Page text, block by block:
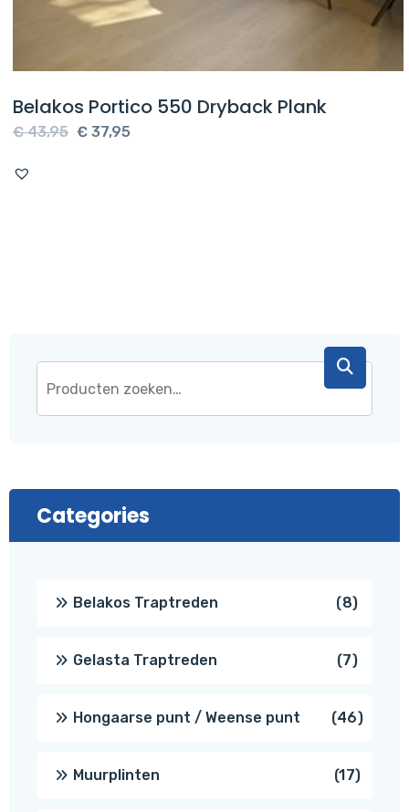
Belakos Portico 550 Dryback Plank
€43,95
Oorspronkelijke
€37,95Huidige
Categories
Belakos Traptreden 88
Gelasta Traptreden 77
Hongaarse punt / Weense punt 4646
Muurplinten 1717